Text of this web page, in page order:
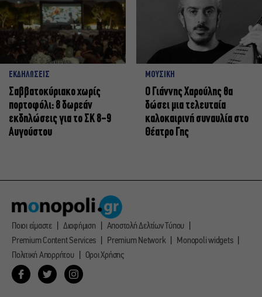
ΕΚΔΗΛΩΣΕΙΣ
Σαββατοκύριακο χωρίς
πορτοφόλι: 8 δωρεάν
εκδηλώσεις για το ΣΚ 8-9
Αυγούστου
ΜΟΥΣΙΚΗ
Ο Γιάννης Χαρούλης θα
δώσει μια τελευταία
καλοκαιρινή συναυλία στο
Θέατρο Γης
Ποιοι είμαστε Διαφήμιση
Αποστολή Δελτίων Τύπου
Premium Content Services
Premium Network
Monopoli widgets
Πολιτική Απορρήτου
Οροι Χρήσης